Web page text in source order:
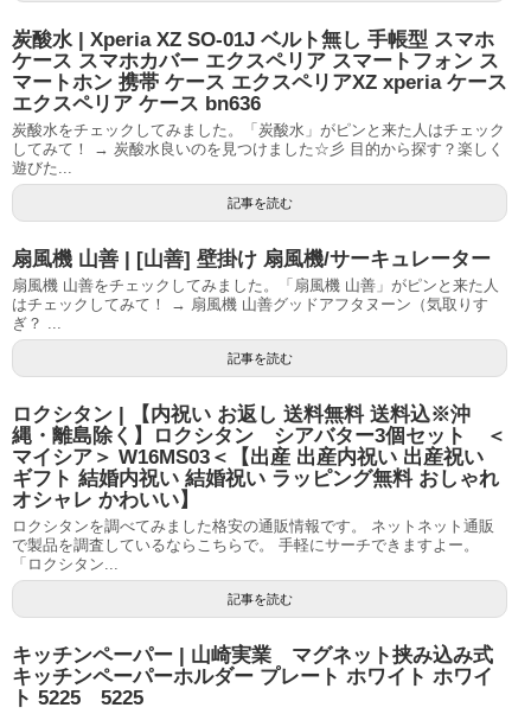
炭酸水 | Xperia XZ SO-01J ベルト無し 手帳型 スマホ
ケース スマホカバー エクスペリア スマートフォン ス
マートホン 携帯 ケース エクスペリアXZ xperia ケース
エクスペリア ケース bn636
炭酸水をチェックしてみました。「炭酸水」がピンと来た人はチェック
してみて！ → 炭酸水良いのを見つけました☆彡 目的から探す？楽しく
遊びた...
記事を読む
扇風機 山善 | [山善] 壁掛け 扇風機/サーキュレーター
扇風機 山善をチェックしてみました。「扇風機 山善」がピンと来た人
はチェックしてみて！ → 扇風機 山善グッドアフタヌーン（気取りす
ぎ？ ...
記事を読む
ロクシタン | 【内祝い お返し 送料無料 送料込※沖
縄・離島除く】ロクシタン シアバター3個セット ＜
マイシア＞ W16MS03＜【出産 出産内祝い 出産祝い
ギフト 結婚内祝い 結婚祝い ラッピング無料 おしゃれ
オシャレ かわいい】
ロクシタンを調べてみました格安の通販情報です。 ネットネット通販
で製品を調査しているならこちらで。 手軽にサーチできますよー。
「ロクシタン...
記事を読む
キッチンペーパー | 山崎実業 マグネット挟み込み式
キッチンペーパーホルダー プレート ホワイト ホワイ
ト 5225 5225